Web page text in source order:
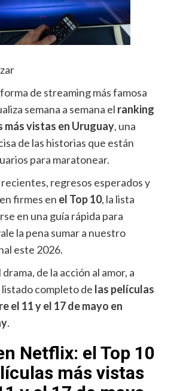
de streaming más famosa
semana a semana el ranking
más vistas en Uruguay, una
de las historias que están
para maratonear.
regresos esperados y
firmes en el Top 10, la lista
en una guía rápida para
la pena sumar a nuestro
este 2026.
de la acción al amor, a
completo de las películas
el 11 y el 17 de mayo en
.
Netflix: el Top 10
más vistas